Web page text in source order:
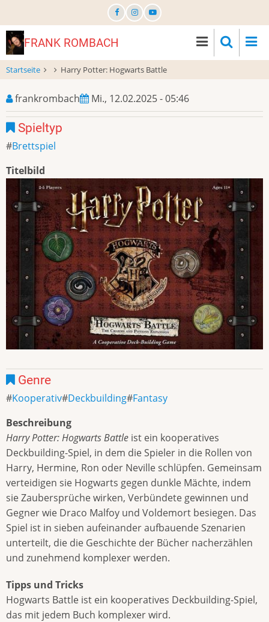
zum
InhaltFRANK ROMBACH
Startseite Harry Potter: Hogwarts Battle
frankrombach Mi., 12.02.2025 - 05:46
Spieltyp
Brettspiel
Titelbild
Genre
Kooperativ Deckbuilding Fantasy
Beschreibung
Harry Potter: Hogwarts Battle ist ein kooperatives
Deckbuilding-Spiel, in dem die Spieler in die Rollen von
Harry, Hermine, Ron oder Neville schlüpfen. Gemeinsam
verteidigen sie Hogwarts gegen dunkle Mächte, indem
sie Zaubersprüche wirken, Verbündete gewinnen und
Gegner wie Draco Malfoy und Voldemort besiegen. Das
Spiel ist in sieben aufeinander aufbauende Szenarien
unterteilt, die die Geschichte der Bücher nacherzählen
und zunehmend komplexer werden.
Tipps und Tricks
Hogwarts Battle ist ein kooperatives Deckbuilding-Spiel,
das mit jedem Buch komplexer wird.